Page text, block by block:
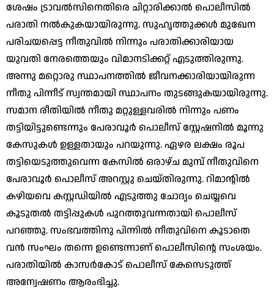
ശേഷം ട്രാവല്‍സിനെതിരെ ചിറ്റാരിക്കാല്‍ പൊലീസില്‍
പരാതി നല്‍കുകയായിരുന്നു. സുഹൃത്തുക്കള്‍ മുഖേന
പരിചയപ്പെട്ട നീതുവില്‍ നിന്നും പരാതിക്കാരിയായ
യുവതി നേരത്തെയും വിമാനടിക്കറ്റ് എടുത്തിരുന്നു.
അന്നു മറ്റൊരു സ്ഥാപനത്തില്‍ ജീവനക്കാരിയായിരുന്ന
നീതു പിന്നീട് സ്വന്തമായി സ്ഥാപനം തുടങ്ങുകയായിരുന്നു.
സമാന രീതിയില്‍ നീതു മറ്റുള്ളവരില്‍ നിന്നും പണം
തട്ടിയിട്ടുണ്ടെന്നും പേരാവൂര്‍ പൊലീസ് സ്റ്റേഷനില്‍ മൂന്നു
കേസുകള്‍ ഉള്ളതായും പറയുന്നു. ഏഴര ലക്ഷം രൂപ
തട്ടിയെടുത്തുവെന്ന കേസില്‍ ഒരാഴ്ച മുമ്പ് നീതുവിനെ
പേരാവൂര്‍ പൊലീസ് അറസ്റ്റു ചെയ്തിരുന്നു. റിമാന്റില്‍
കഴിയവെ കസ്റ്റഡിയില്‍ എടുത്തു ചോദ്യം ചെയ്യവെ
കൂടുതല്‍ തട്ടിപ്പുകള്‍ പുറത്തുവന്നതായി പൊലീസ്
പറഞ്ഞു. സംഭവത്തിനു പിന്നില്‍ നീതുവിനെ കൂടാതെ
വന്‍ സംഘം തന്നെ ഉണ്ടെന്നാണ് പൊലീസിന്റെ സംശയം.
പരാതിയില്‍ കാസര്‍കോട് പൊലീസ് കേസെടുത്ത്
അന്വേഷണം ആരംഭിച്ചു.